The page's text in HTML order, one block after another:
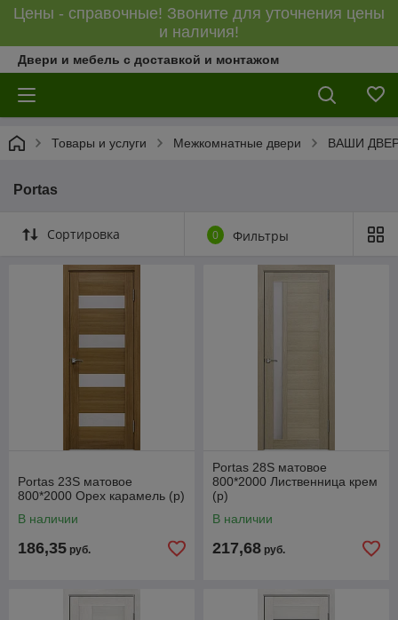
Цены - справочные! Звоните для уточнения цены
и наличия!
Двери и мебель с доставкой и монтажом
Товары и услуги Межкомнатные двери ВАШИ
Portas
Сортировка 0 Фильтры
Portas 23S матовое
800*2000 Орех карамель (р)
В наличии
186,35 руб.
Portas 28S матовое
800*2000 Лиственница крем
(р)
В наличии
217,68 руб.